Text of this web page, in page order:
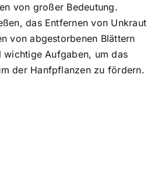
von großer Bedeutung.
das Entfernen von Unkraut
von abgestorbenen Blättern
wichtige Aufgaben, um das
der Hanfpflanzen zu fördern.